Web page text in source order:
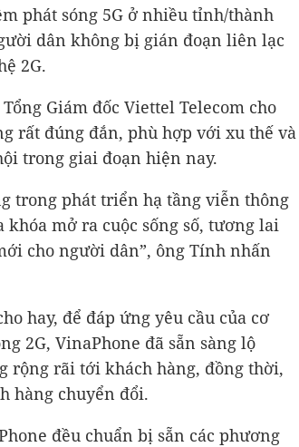
phát sóng 5G ở nhiều tỉnh/thành
dân không bị gián đoạn liên lạc
2G.
Giám đốc Viettel Telecom cho
rất đúng đắn, phù hợp với xu thế và
trong giai đoạn hiện nay.
trong phát triển hạ tầng viễn thông
mở ra cuộc sống số, tương lai
cho người dân”, ông Tính nhấn
hay, để đáp ứng yêu cầu của cơ
2G, VinaPhone đã sẵn sàng lộ
rộng rãi tới khách hàng, đồng thời,
hàng chuyển đổi.
đều chuẩn bị sẵn các phương